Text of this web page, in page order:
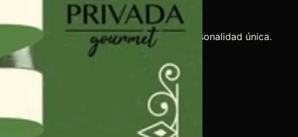
la altitud extrema crea vinos de personalidad única.